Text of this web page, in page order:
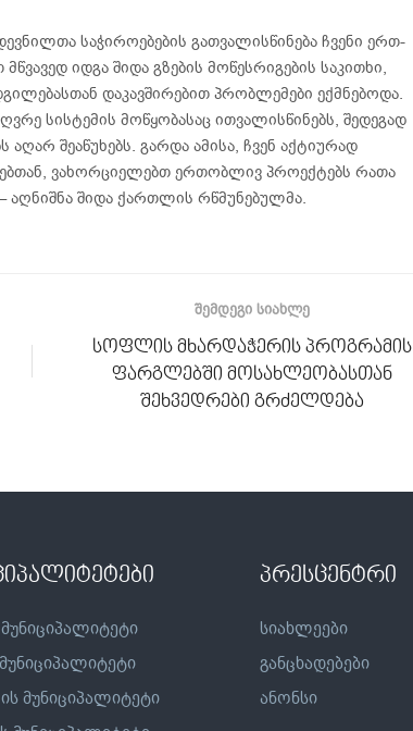
საჭიროებების გათვალისწინება ჩვენი ერთ-
იდგა შიდა გზების მოწესრიგების საკითხი,
დაკავშირებით პრობლემები ექმნებოდა.
სისტემის მოწყობასაც ითვალისწინებს, შედეგად
შეაწუხებს. გარდა ამისა, ჩვენ აქტიურად
ვახორციელებთ ერთობლივ პროექტებს რათა
აღნიშნა შიდა ქართლის რწმუნებულმა.
ᲨᲔᲛᲓᲔᲒᲘ ᲡᲘᲐᲮᲚᲔ
სოფლის მხარდაჭერის პროგრამის
ფარგლებში მოსახლეობასთან
შეხვედრები გრძელდება
მუნიციპალიტეტი
პრესცენტრი
სიახლეები
განცხადებები
ანონსი